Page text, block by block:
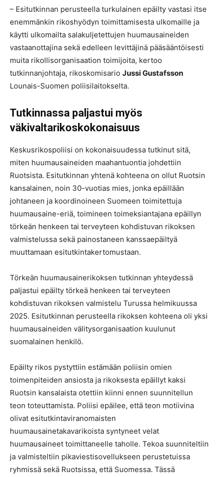
– Esitutkinnan perusteella turkulainen epäilty vastasi itse
enemmänkin rikoshyödyn toimittamisesta ulkomaille ja
käytti ulkomailta salakuljetettujen huumausaineiden
vastaanottajina sekä edelleen levittäjinä pääsääntöisesti
muita rikollisorganisaation toimijoita, kertoo
tutkinnanjohtaja, rikoskomisario Jussi Gustafsson
Lounais-Suomen poliisilaitokselta.
Tutkinnassa paljastui myös
väkivaltarikoskokonaisuus
Keskusrikospoliisi on kokonaisuudessa tutkinut sitä,
miten huumausaineiden maahantuontia johdettiin
Ruotsista. Esitutkinnan yhtenä kohteena on ollut Ruotsin
kansalainen, noin 30-vuotias mies, jonka epäillään
johtaneen ja koordinoineen Suomeen toimitettuja
huumausaine-eriä, toimineen toimeksiantajana epäillyn
törkeän henkeen tai terveyteen kohdistuvan rikoksen
valmistelussa sekä painostaneen kanssaepäiltyä
muuttamaan esitutkintakertomustaan.
Törkeän huumausainerikoksen tutkinnan yhteydessä
paljastui epäilty törkeä henkeen tai terveyteen
kohdistuvan rikoksen valmistelu Turussa helmikuussa
2025. Esitutkinnan perusteella rikoksen kohteena oli yksi
huumausaineiden välitysorganisaation kuulunut
suomalainen henkilö.
Epäilty rikos pystyttiin estämään poliisin omien
toimenpiteiden ansiosta ja rikoksesta epäillyt kaksi
Ruotsin kansalaista otettiin kiinni ennen suunnitellun
teon toteuttamista. Poliisi epäilee, että teon motiivina
olivat esitutkintaviranomaisten
huumausainetakavarikoista syntyneet velat
huumausaineet toimittaneelle taholle. Tekoa suunniteltiin
ja valmisteltiin pikaviestisovellukseen perustetuissa
ryhmissä sekä Ruotsissa, että Suomessa. Tässä